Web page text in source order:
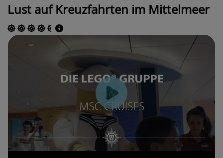
Lust auf Kreuzfahrten im Mittelmeer